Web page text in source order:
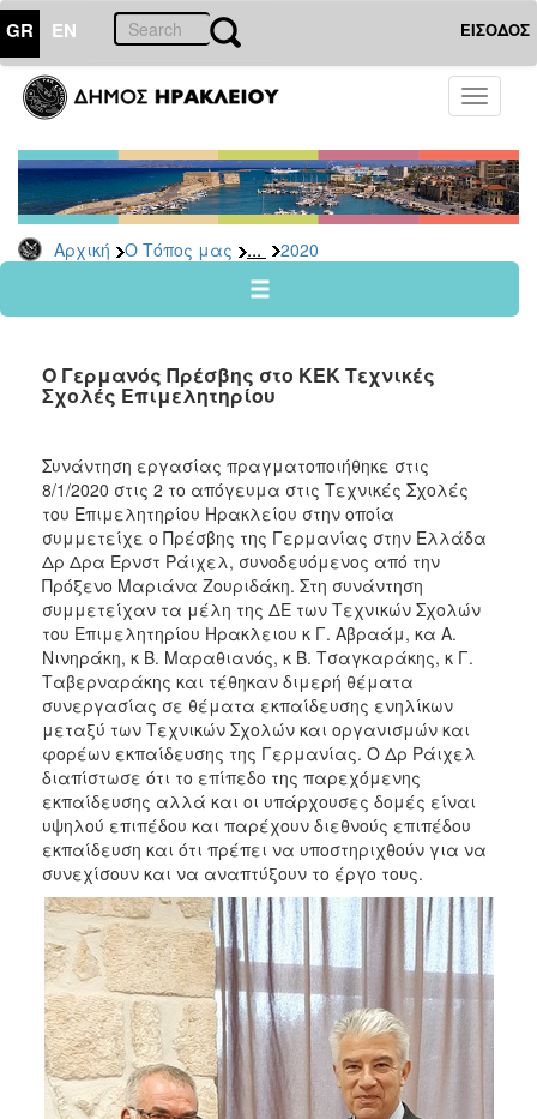
GR EN ΕΙΣΟΔΟΣ
Toggle
Αρχική Ο Τόπος μας ... 2020
ΤΟΠΟΣ
ΜΑΣ
Ανακοινώσεις
Αρχείο
2026
2024
2022
2020
2019
2018
2017
2016
2015
2012
2011
ΔΗΜΟΣ
ΠΟΛΙΤΙΣΜΟΣ
ΑΝΘΕΚΤΙΚΗ
ΠΟΛΗ
Ο Γερμανός Πρέσβης στο ΚΕΚ Τεχνικές
Σχολές Επιμελητηρίου
Συνάντηση εργασίας πραγματοποιήθηκε στις
8/1/2020 στις 2 το απόγευμα στις Τεχνικές Σχολές
του Επιμελητηρίου Ηρακλείου στην οποία
συμμετείχε ο Πρέσβης της Γερμανίας στην Ελλάδα
Δρ Δρα Ερνστ Ράιχελ, συνοδευόμενος από την
Πρόξενο Μαριάνα Ζουριδάκη. Στη συνάντηση
συμμετείχαν τα μέλη της ΔΕ των Τεχνικών Σχολών
του Επιμελητηρίου Ηρακλειου κ Γ. Αβραάμ, κα Α.
Νινηράκη, κ Β. Μαραθιανός, κ Β. Τσαγκαράκης, κ Γ.
Ταβερναράκης και τέθηκαν διμερή θέματα
συνεργασίας σε θέματα εκπαίδευσης ενηλίκων
μεταξύ των Τεχνικών Σχολών και οργανισμών και
φορέων εκπαίδευσης της Γερμανίας. Ο Δρ Ράιχελ
διαπίστωσε ότι το επίπεδο της παρεχόμενης
εκπαίδευσης αλλά και οι υπάρχουσες δομές είναι
υψηλού επιπέδου και παρέχουν διεθνούς επιπέδου
εκπαίδευση και ότι πρέπει να υποστηριχθούν για να
συνεχίσουν και να αναπτύξουν το έργο τους.